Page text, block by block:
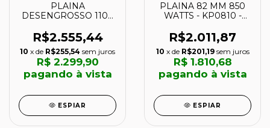
PLAINA
DESENGROSSO 110V
- G683/BR1 - GAMMA
R$2.555,44
10 x de R$255,54 sem juros
R$ 2.299,90
pagando à vista
ESPIAR
PLAINA 82 MM 850
WATTS - KP0810 -
R$2.011,87
10 x de R$201,19 sem juros
R$ 1.810,68
pagando à vista
ESPIAR